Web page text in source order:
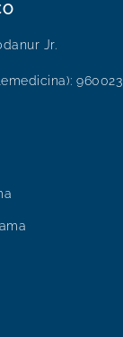
Jr.
960023